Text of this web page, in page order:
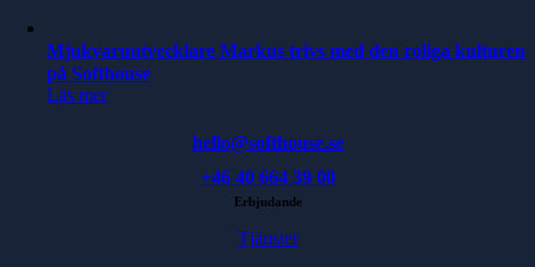
Mjukvaruutvecklare Markus trivs med den roliga kulturen
på Softhouse
Läs mer
hello@softhouse.se
+46 40 664 39 00
Erbjudande
Tjänster